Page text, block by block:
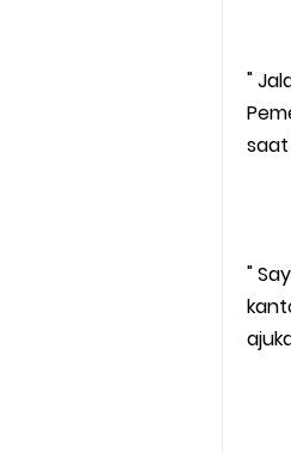
"
saat
"